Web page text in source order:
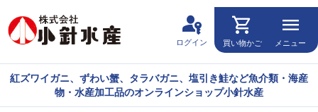
passkey
ログイン
shopping_cart
買い物かご
menu
メニュー
紅ズワイガニ、ずわい蟹、タラバガニ、塩引き鮭など魚介類・海産
物・水産加工品のオンラインショップ小針水産